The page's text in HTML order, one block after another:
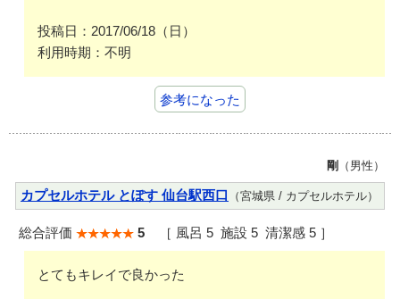
投稿日：2017/06/18（日）
利用時期：不明
参考になった
剛 （男性）
カプセルホテル とぽす 仙台駅西口 （宮城県 / カプセルホテル）
総合評価 5 ［ 風呂 5 施設 5 清潔感 5 ］
とてもキレイで良かった